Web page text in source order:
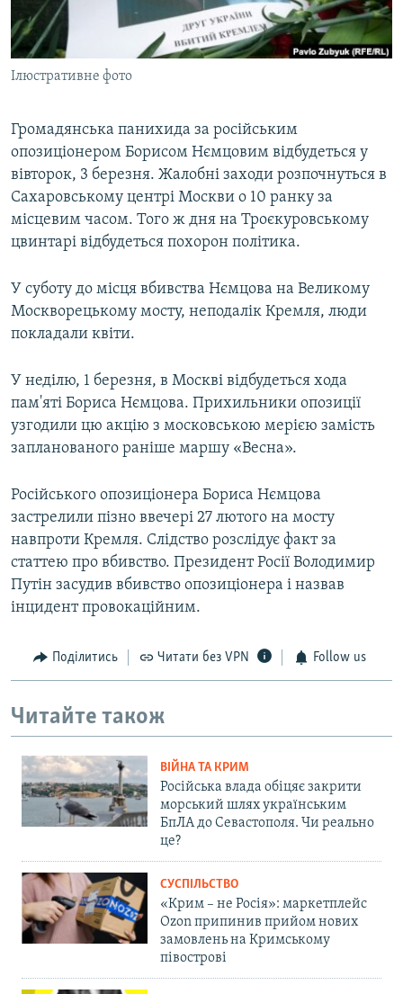
ВІДЕОУРОКИ «ELIFBE»
СВІДЧЕННЯ ОКУПАЦІЇ
УКРАЇНСЬКА ПРОБЛЕМА КРИМУ
Русский
Qırımtatar
Усі сайти RFE/RL
Ілюстративне фото
Громадянська панихида за російським
опозиціонером Борисом Нємцовим відбудеться у
вівторок, 3 березня. Жалобні заходи розпочнуться в
Сахаровському центрі Москви о 10 ранку за
місцевим часом. Того ж дня на Троєкуровському
цвинтарі відбудеться похорон політика.
У суботу до місця вбивства Нємцова на Великому
Москворецькому мосту, неподалік Кремля, люди
покладали квіти.
У неділю, 1 березня, в Москві відбудеться хода
пам'яті Бориса Нємцова. Прихильники опозиції
узгодили цю акцію з московською мерією замість
запланованого раніше маршу «Весна».
Російського опозиціонера Бориса Нємцова
застрелили пізно ввечері 27 лютого на мосту
навпроти Кремля. Слідство розслідує факт за
статтею про вбивство. Президент Росії Володимир
Путін засудив вбивство опозиціонера і назвав
інцидент провокаційним.
Поділитись Читати без VPN Follow us
Читайте також
ВІЙНА ТА КРИМ
Російська влада обіцяє закрити
морський шлях українським
БпЛА до Севастополя. Чи реально
це?
СУСПІЛЬСТВО
«Крим – не Росія»: маркетплейс
Ozon припинив прийом нових
замовлень на Кримському
півострові